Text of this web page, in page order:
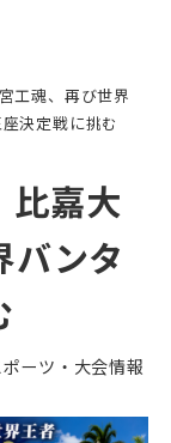
English
한국어
検索
宮工魂、再び世界
決定戦に挑む
比嘉大
バンタ
リー
ポーツ・大会情報